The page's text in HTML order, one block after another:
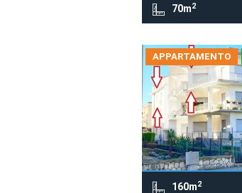
70m2
APPARTAMENTO
160m2